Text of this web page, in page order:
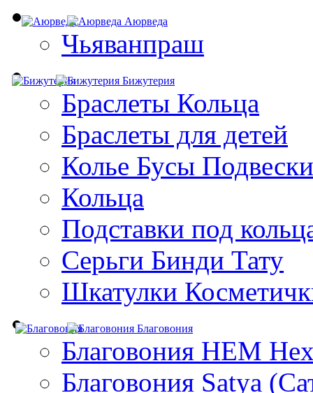
Аюрведа
Чьяванпраш
Бижутерия
Браслеты Кольца
Браслеты для детей
Колье Бусы Подвески
Кольца
Подставки под
Серьги Бинди Тату
Шкатулки
Благовония
Благовония HEM
Благовония Satya